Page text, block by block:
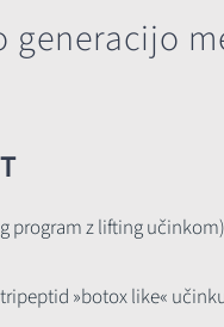
program z lifting učinkom)
»botox like«